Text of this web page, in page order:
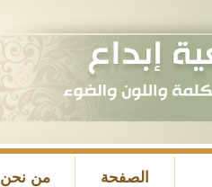
الصفحة
من نحن